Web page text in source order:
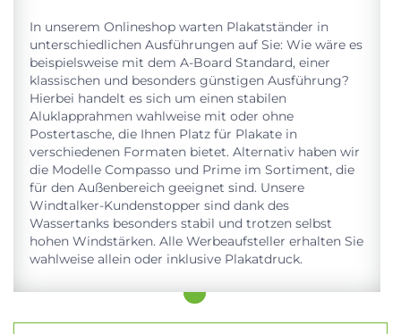
In unserem Onlineshop warten Plakatständer in
unterschiedlichen Ausführungen auf Sie: Wie wäre es
beispielsweise mit dem A-Board Standard, einer
klassischen und besonders günstigen Ausführung?
Hierbei handelt es sich um einen stabilen
Aluklapprahmen wahlweise mit oder ohne
Postertasche, die Ihnen Platz für Plakate in
verschiedenen Formaten bietet. Alternativ haben wir
die Modelle Compasso und Prime im Sortiment, die
für den Außenbereich geeignet sind. Unsere
Windtalker-Kundenstopper sind dank des
Wassertanks besonders stabil und trotzen selbst
hohen Windstärken. Alle Werbeaufsteller erhalten Sie
wahlweise allein oder inklusive Plakatdruck.